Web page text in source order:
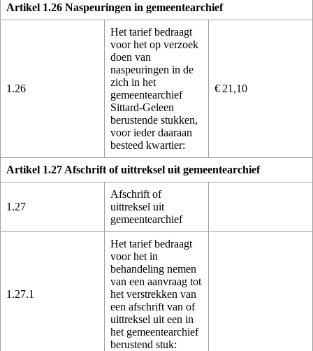
Artikel 1.26 Naspeuringen in gemeentearchief
1.26
Het tarief bedraagt
voor het op verzoek
doen van
naspeuringen in de
zich in het
gemeentearchief
Sittard-Geleen
berustende stukken,
voor ieder daaraan
besteed kwartier:
€ 21,10
Artikel 1.27 Afschrift of uittreksel uit gemeentearchief
1.27
Afschrift of
uittreksel uit
gemeentearchief
1.27.1
Het tarief bedraagt
voor het in
behandeling nemen
van een aanvraag tot
het verstrekken van
een afschrift van of
uittreksel uit een in
het gemeentearchief
berustend stuk: